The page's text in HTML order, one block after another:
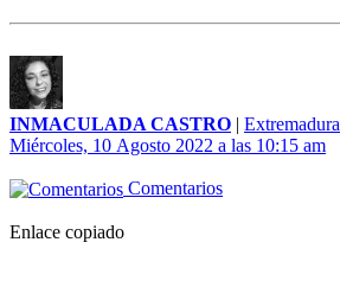
INMACULADA CASTRO | Extremadura
Miércoles, 10 Agosto 2022 a las 10:15 am
Comentarios
Enlace copiado